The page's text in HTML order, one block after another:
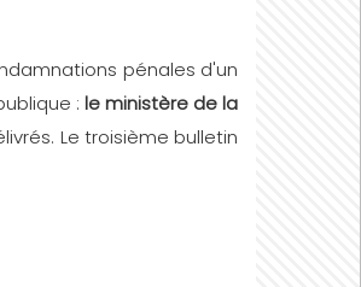
pénales d'un
: le ministère de la
Le troisième bulletin